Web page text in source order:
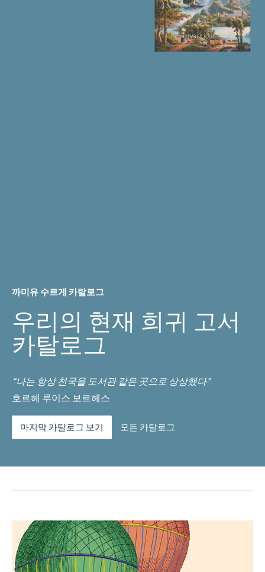
까미유 수르게 카탈로그
우리의 현재 희귀 고서
카탈로그
“나는 항상 천국을 도서관 같은 곳으로 상상했다”
호르헤 루이스 보르헤스
마지막 카탈로그 보기 모든 카탈로그